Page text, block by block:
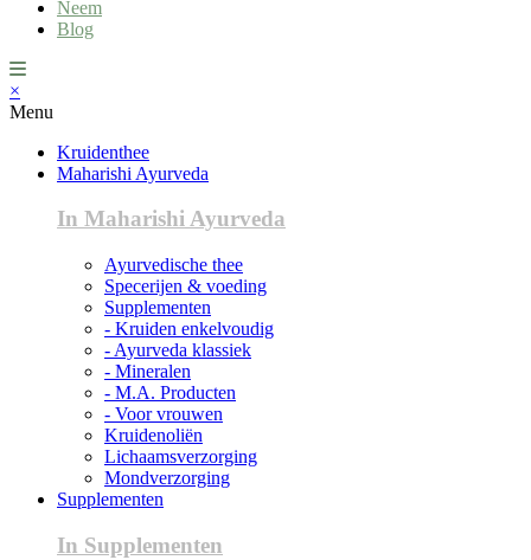
Neem
Blog
×
Menu
Kruidenthee
Maharishi Ayurveda
In Maharishi Ayurveda
Ayurvedische thee
Specerijen & voeding
Supplementen
- Kruiden enkelvoudig
- Ayurveda klassiek
- Mineralen
- M.A. Producten
- Voor vrouwen
Kruidenoliën
Lichaamsverzorging
Mondverzorging
Supplementen
In Supplementen